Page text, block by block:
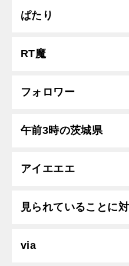
ぱたり
RT魔
フォロワー
午前3時の茨城県
アイエエエ
見られていることに
via